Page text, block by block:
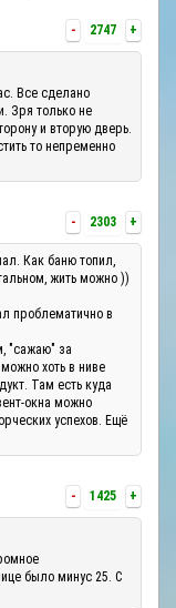
- 2747 +
Все сделано
Зря только не
и вторую дверь.
то непременно
- 2303 +
Как баню топил,
жить можно ))
проблематично в
"сажаю" за
хоть в ниве
Там есть куда
окна можно
успехов. Ещё
- 1425 +
было минус 25. С